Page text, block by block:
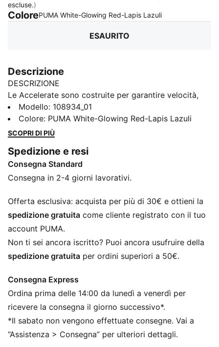
escluse.)
ColorePUMA White-Glowing Red-Lapis Lazuli:
ESAURITO
Descrizione
DESCRIZIONE
Le Accelerate sono costruite per garantire velocità,
precisione e controllo, con un'ammortizzazione
avanzata e un design leggero per darti il vantaggio di
superare la concorrenza. Questa scarpa in edizione
leggendario giocatore di pallamano Mathias Gidsel
per portare in campo il suo potere distintivo.
CARATTERISTICHE + VANTAGGI
doppia densità unisce l'ammortizzazione e il rimbalzo
migliori della categoria con un supporto completo,
ideale per un primo passo rapido e un decollo
La tomaia delle scarpe è realizzata con almeno il 20%
di materiali riciclati.
Larghezza: Regolare
Tipo di punta: Rotonda
Fibbia: Lacci
Tipo di tacco: Tacco piatto
PWRTAPE per stabilità e movimento multidirezionale
Gabbia più tallone modellato per un maggiore
Modello: 108934_01
Colore: PUMA White-Glowing Red-Lapis Lazuli
SCOPRI DI PIÙ
Spedizione e resi
Consegna Standard
Consegna in 2-4 giorni lavorativi.
Offerta esclusiva: acquista per più di 30€ e ottieni la
spedizione gratuita come cliente registrato con il tuo
account PUMA.
Non ti sei ancora iscritto? Puoi ancora usufruire della
spedizione gratuita per ordini superiori a 50€.
Consegna Express
Ordina prima delle 14:00 da lunedì a venerdì per
ricevere la consegna il giorno successivo*.
*Il sabato non vengono effettuate consegne. Vai a
“Assistenza > Consegna” per ulteriori dettagli.